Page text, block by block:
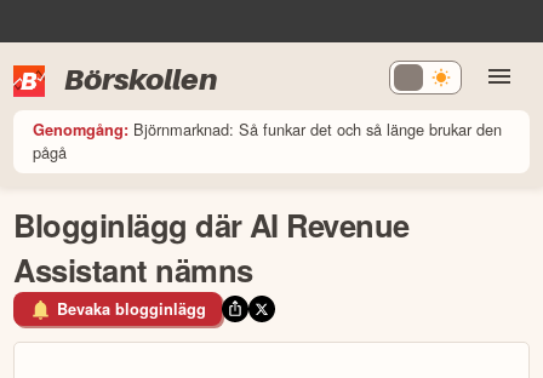
Börskollen
Genomgång: Björnmarknad: Så funkar det och så länge brukar den
pågå
Blogginlägg där AI Revenue
Assistant nämns
Bevaka blogginlägg